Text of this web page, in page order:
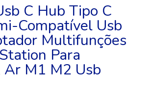
C Hub Tipo C
Compatível Usb
Multifunções
Para
Ar M1 M2 Usb